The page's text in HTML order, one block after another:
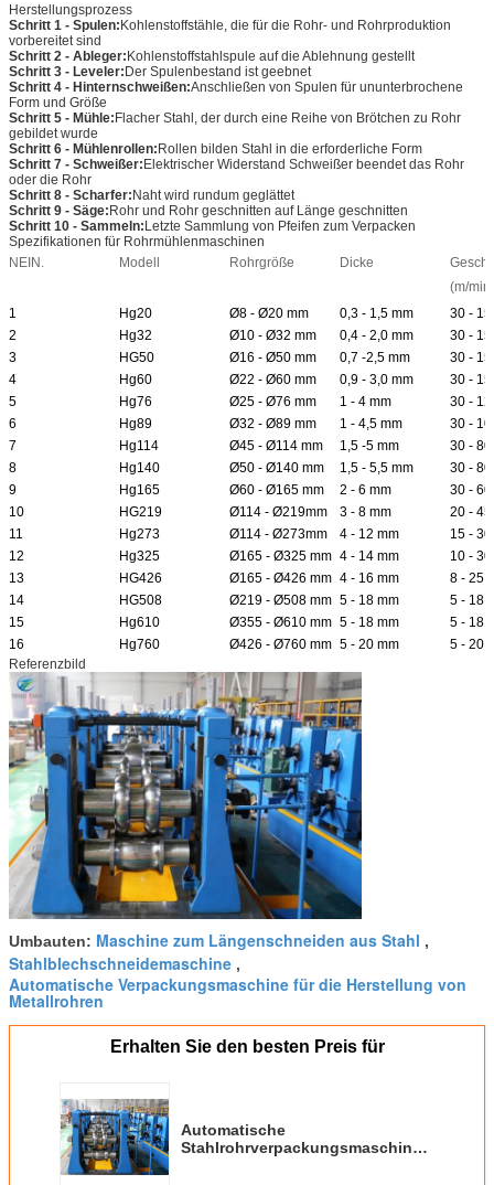
Herstellungsprozess
Schritt 1 - Spulen:Kohlenstoffstähle, die für die Rohr- und Rohrproduktion
vorbereitet sind
Schritt 2 - Ableger:Kohlenstoffstahlspule auf die Ablehnung gestellt
Schritt 3 - Leveler:Der Spulenbestand ist geebnet
Schritt 4 - Hinternschweißen:Anschließen von Spulen für ununterbrochene
Form und Größe
Schritt 5 - Mühle:Flacher Stahl, der durch eine Reihe von Brötchen zu Rohr
gebildet wurde
Schritt 6 - Mühlenrollen:Rollen bilden Stahl in die erforderliche Form
Schritt 7 - Schweißer:Elektrischer Widerstand Schweißer beendet das Rohr
oder die Rohr
Schritt 8 - Scharfer:Naht wird rundum geglättet
Schritt 9 - Säge:Rohr und Rohr geschnitten auf Länge geschnitten
Schritt 10 - Sammeln:Letzte Sammlung von Pfeifen zum Verpacken
Spezifikationen für Rohrmühlenmaschinen
NEIN.
Modell Rohrgröße Dicke
(m/min)
1
Hg20 Ø8 - Ø20 mm 0,3 - 1,5 mm
30 -
2
Hg32 Ø10 - Ø32 mm 0,4 - 2,0 mm
30 -
3
HG50 Ø16 - Ø50 mm 0,7 -2,5 mm
30 -
4
Hg60 Ø22 - Ø60 mm 0,9 - 3,0 mm
30 -
5
Hg76 Ø25 - Ø76 mm 1 - 4 mm
30 -
6
Hg89 Ø32 - Ø89 mm 1 - 4,5 mm
30 -
7
Hg114 Ø45 - Ø114 mm 1,5 -5 mm
30 - 80
8
Hg140 Ø50 - Ø140 mm 1,5 - 5,5 mm
30 - 80
9
Hg165 Ø60 - Ø165 mm 2 - 6 mm
30 - 60
10
HG219 Ø114 - Ø219mm 3 - 8 mm
20 - 45
11
Hg273 Ø114 - Ø273mm 4 - 12 mm
15 - 30
12
Hg325 Ø165 - Ø325 mm 4 - 14 mm
10 - 30
13
HG426 Ø165 - Ø426 mm 4 - 16 mm
8 - 25
14
HG508 Ø219 - Ø508 mm 5 - 18 mm
5 - 18
15
Hg610 Ø355 - Ø610 mm 5 - 18 mm
5 - 18
16
Hg760 Ø426 - Ø760 mm 5 - 20 mm
5 - 20
Referenzbild
Umbauten: Maschine zum Längenschneiden aus Stahl ,
Stahlblechschneidemaschine ,
Automatische Verpackungsmaschine für die Herstellung von
Metallrohren
Erhalten Sie den besten Preis für
Automatische
Stahlrohrverpackungsmaschine